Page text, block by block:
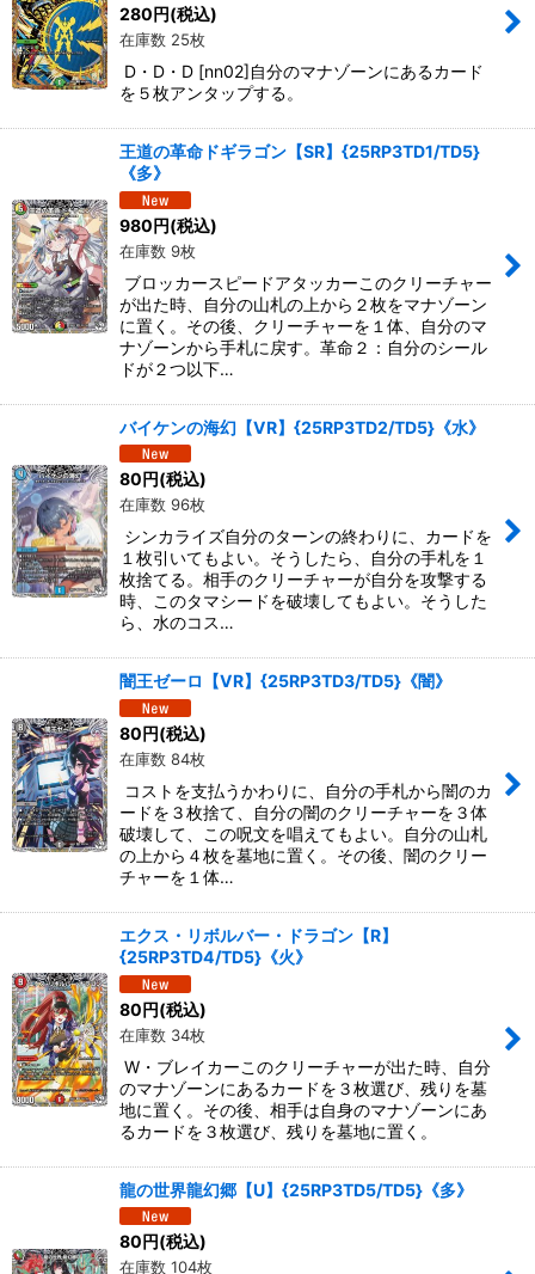
280円(税込)
在庫数 25枚
D・D・D [nn02]自分のマナゾーンにあるカード
を５枚アンタップする。
王道の革命ドギラゴン【SR】{25RP3TD1/TD5}
《多》
980円(税込)
在庫数 9枚
ブロッカースピードアタッカーこのクリーチャー
が出た時、自分の山札の上から２枚をマナゾーン
に置く。その後、クリーチャーを１体、自分のマ
ナゾーンから手札に戻す。革命２：自分のシール
ドが２つ以下…
バイケンの海幻【VR】{25RP3TD2/TD5}《水》
80円(税込)
在庫数 96枚
シンカライズ自分のターンの終わりに、カードを
１枚引いてもよい。そうしたら、自分の手札を１
枚捨てる。相手のクリーチャーが自分を攻撃する
時、このタマシードを破壊してもよい。そうした
ら、水のコス…
闇王ゼーロ【VR】{25RP3TD3/TD5}《闇》
80円(税込)
在庫数 84枚
コストを支払うかわりに、自分の手札から闇のカ
ードを３枚捨て、自分の闇のクリーチャーを３体
破壊して、この呪文を唱えてもよい。自分の山札
の上から４枚を墓地に置く。その後、闇のクリー
チャーを１体…
エクス・リボルバー・ドラゴン【R】
{25RP3TD4/TD5}《火》
80円(税込)
在庫数 34枚
W・ブレイカーこのクリーチャーが出た時、自分
のマナゾーンにあるカードを３枚選び、残りを墓
地に置く。その後、相手は自身のマナゾーンにあ
るカードを３枚選び、残りを墓地に置く。
龍の世界龍幻郷【U】{25RP3TD5/TD5}《多》
80円(税込)
在庫数 104枚